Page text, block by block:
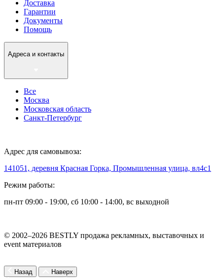
Доставка
Гарантии
Документы
Помощь
Адреса и контакты
Все
Москва
Московская область
Санкт-Петербург
Адрес для самовывоза:
141051, деревня Красная Горка, Промышленная улица, вл4с1
Режим работы:
пн-пт 09:00 - 19:00, сб 10:00 - 14:00, вс выходной
© 2002–2026 BESTLY продажа рекламных, выставочных и
event материалов
Назад Наверх